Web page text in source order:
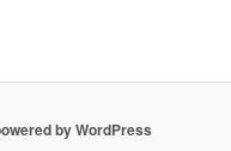
by WordPress